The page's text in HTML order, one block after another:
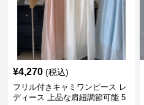
¥4,270 (税込)
フリル付きキャミワンピース レ
ディース 上品な肩紐調節可能 5